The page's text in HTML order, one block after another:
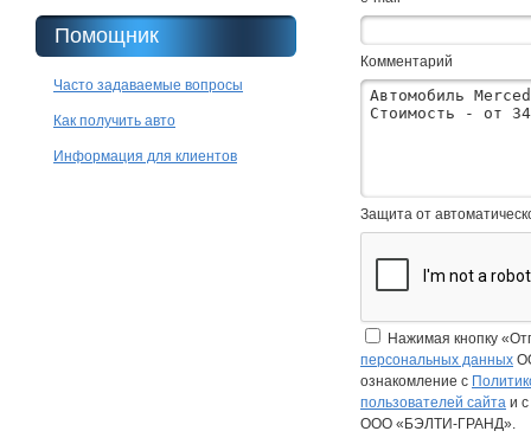
Комментарий
Защита от
Нажимая кнопку
персональных данных
ознакомление с
пользователей сайта и с
ООО «БЭЛТИ-ГРАНД».
Помощник
Часто задаваемые вопросы
Как получить авто
Информация для клиентов